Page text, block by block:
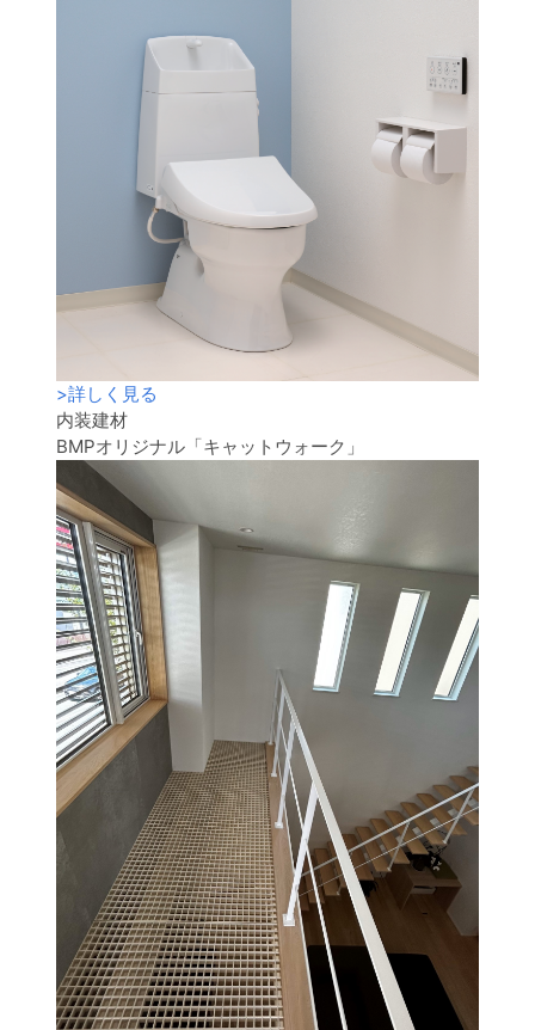
>詳しく見る
内装建材
BMPオリジナル「キャットウォーク」